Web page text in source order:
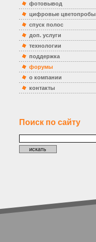
фотовывод
цифровые цветопробы
спуск полос
доп. услуги
технологии
поддержка
форумы
о компании
контакты
Поиск по сайту